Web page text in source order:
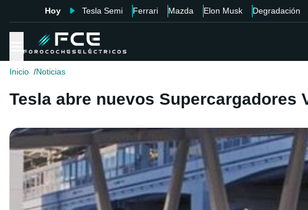
Hoy Tesla Semi Ferrari Mazda Elon Musk Degradación
Inicio Noticias
Tesla abre nuevos Supercargadores